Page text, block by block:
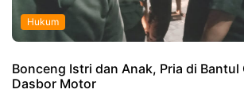
Hukum
Bonceng Istri dan Anak, Pria di Bantul
Dasbor Motor